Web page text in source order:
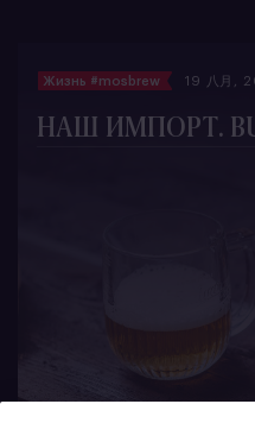
Жизнь #mosbrew 19 八月,
НАШ ИМПОРТ.